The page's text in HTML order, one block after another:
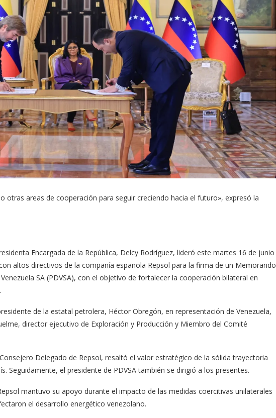
otras areas de cooperación para seguir creciendo hacia el futuro», expresó la
Encargada de la República, Delcy Rodríguez, lideró este martes 16 de junio
altos directivos de la compañía española Repsol para la firma de un Memorando
SA (PDVSA), con el objetivo de fortalecer la cooperación bilateral en
de la estatal petrolera, Héctor Obregón, en representación de Venezuela,
director ejecutivo de Exploración y Producción y Miembro del Comité
Delegado de Repsol, resaltó el valor estratégico de la sólida trayectoria
Seguidamente, el presidente de PDVSA también se dirigió a los presentes.
mantuvo su apoyo durante el impacto de las medidas coercitivas unilaterales
el desarrollo energético venezolano.